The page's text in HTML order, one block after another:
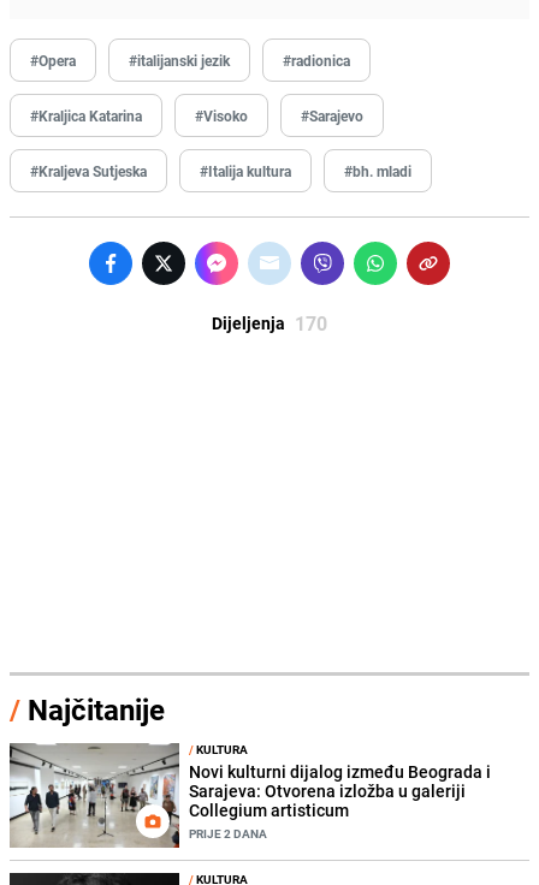
#Opera #italijanski jezik #radionica
#Kraljica Katarina #Visoko #Sarajevo
#Kraljeva Sutjeska #Italija kultura #bh. mladi
Dijeljenja 170
/ Najčitanije
/KULTURA
Novi kulturni dijalog između Beograda i
Sarajeva: Otvorena izložba u galeriji
Collegium artisticum
PRIJE 2 DANA
/KULTURA